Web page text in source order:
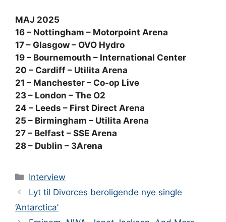
MAJ 2025
16 – Nottingham – Motorpoint Arena
17 – Glasgow – OVO Hydro
19 – Bournemouth – International Center
20 – Cardiff – Utilita Arena
21 – Manchester – Co-op Live
23 – London – The O2
24 – Leeds – First Direct Arena
25 – Birmingham – Utilita Arena
27 – Belfast – SSE Arena
28 – Dublin – 3Arena
Kategorier
Interview
Lyt til Divorces beroligende nye single
‘Antarctica’